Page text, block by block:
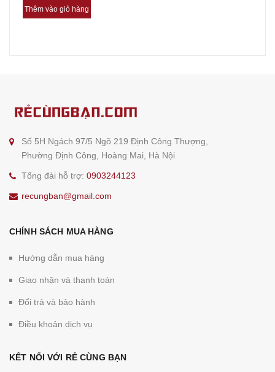
Thêm vào giỏ hàng
Số 5H Ngách 97/5 Ngõ 219 Định Công Thượng,
Phường Định Công, Hoàng Mai, Hà Nội
Tổng đài hỗ trợ: 0903244123
recungban@gmail.com
CHÍNH SÁCH MUA HÀNG
Hướng dẫn mua hàng
Giao nhận và thanh toán
Đổi trả và bảo hành
Điều khoản dịch vụ
KẾT NỐI VỚI RẺ CÙNG BẠN